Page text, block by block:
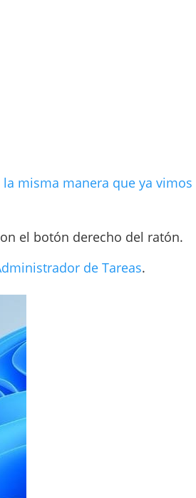
la misma manera que ya vimos
el botón derecho del ratón.
de Tareas.